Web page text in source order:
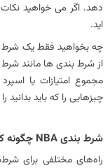
اید.
چه بخواهید فقط یک شرط
از شرط بندی ها مانند
مجموع امتیازات یا
چیزهایی را که باید بدانید
شرط بندی NBA چگونه کار می کند؟